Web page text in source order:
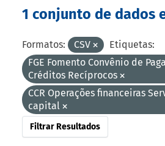
1 conjunto de dados
Formatos: CSV
Etiquetas:
FGE Fomento Convênio de
Créditos Recíprocos
CCR Operações financeiras
capital
Filtrar Resultados